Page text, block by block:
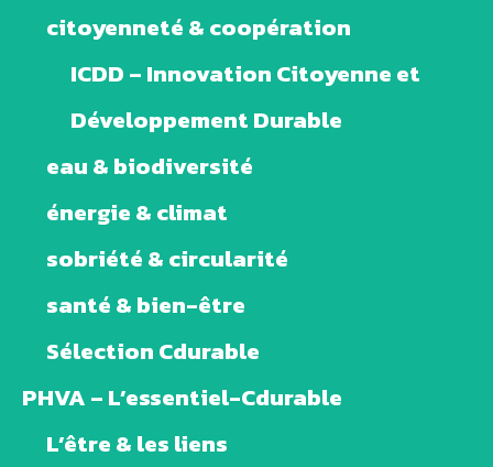
citoyenneté & coopération
ICDD – Innovation Citoyenne et
Développement Durable
eau & biodiversité
énergie & climat
sobriété & circularité
santé & bien-être
Sélection Cdurable
PHVA – L’essentiel-Cdurable
L’être & les liens